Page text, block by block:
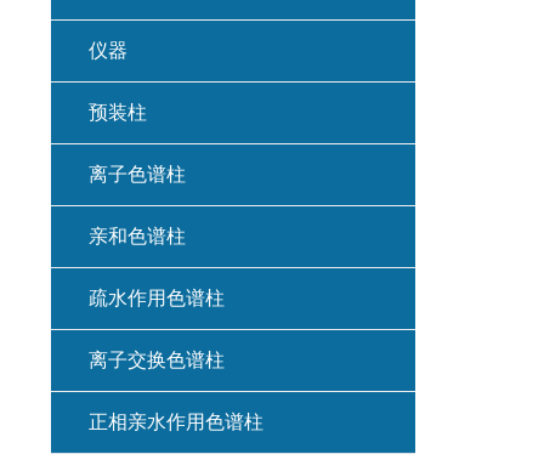
仪器
预装柱
离子色谱柱
亲和色谱柱
疏水作用色谱柱
离子交换色谱柱
正相亲水作用色谱柱